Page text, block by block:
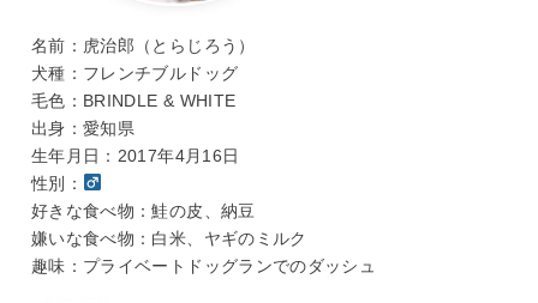
名前：虎治郎（とらじろう）
犬種：フレンチブルドッグ
毛色：BRINDLE & WHITE
出身：愛知県
生年月日：2017年4月16日
性別：
好きな食べ物：鮭の皮、納豆
嫌いな食べ物：白米、ヤギのミルク
趣味：プライベートドッグランでのダッシュ